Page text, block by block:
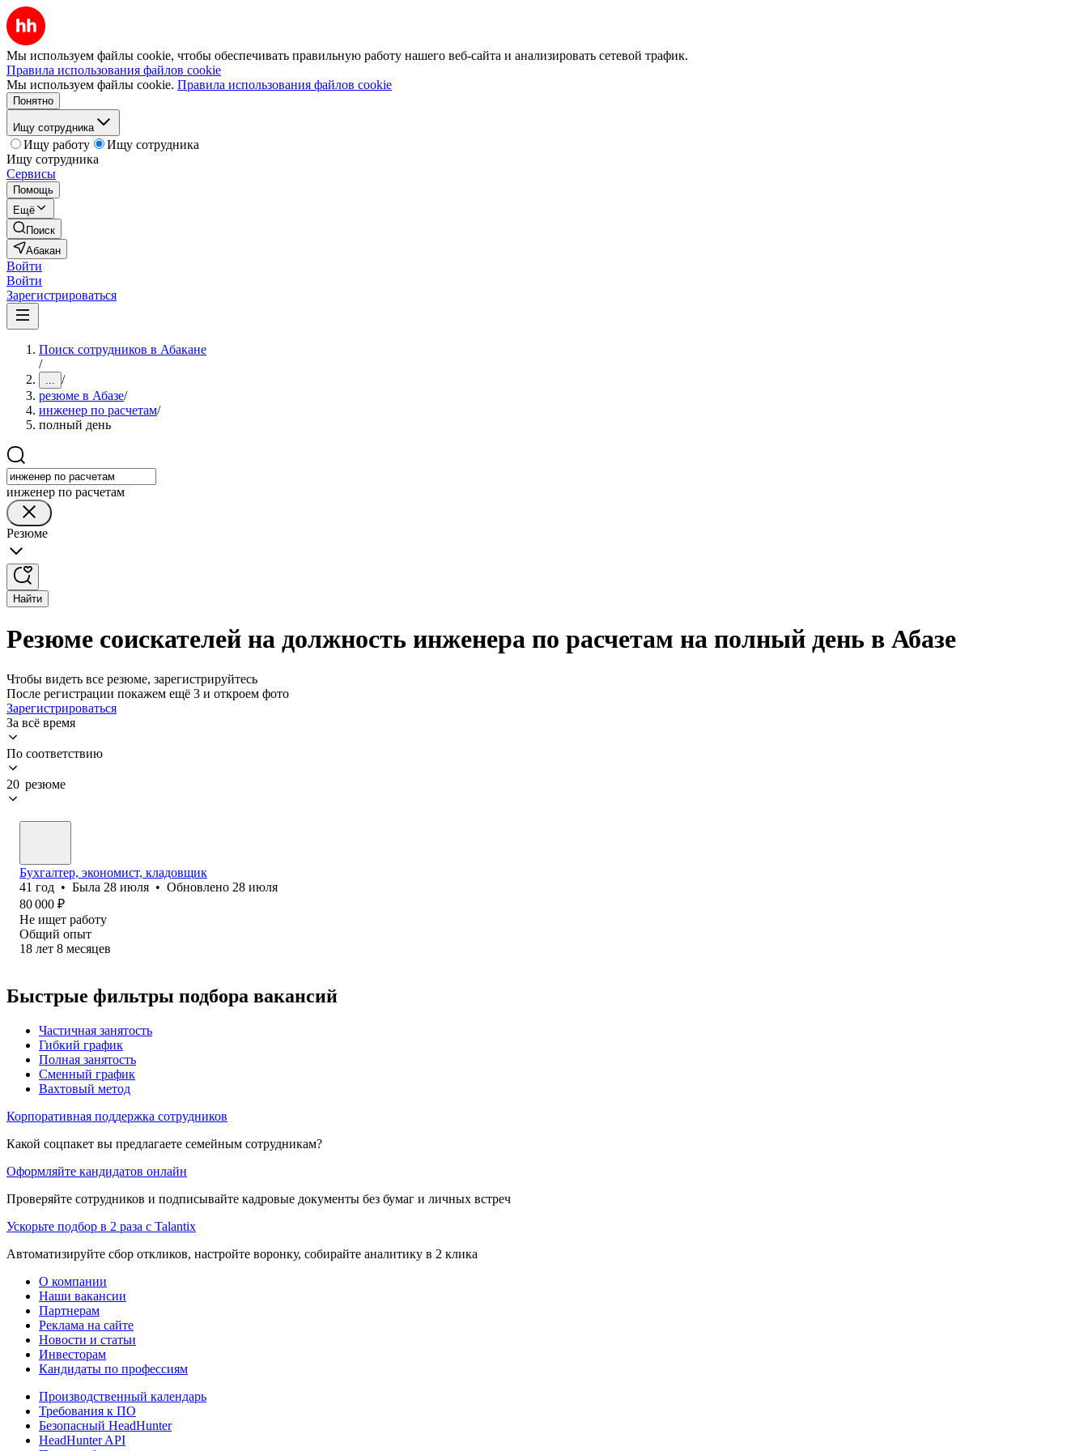
Мы используем файлы cookie, чтобы обеспечивать правильную работу нашего веб-сайта и анализировать сетевой трафик.
Правила использования файлов cookie
Мы используем файлы cookie. Правила использования файлов cookie
Понятно
Ищу сотрудника
Ищу работу
Ищу сотрудника
Ищу сотрудника
Сервисы
Помощь
Ещё
Поиск
Абакан
Войти
Войти
Зарегистрироваться
Поиск сотрудников в Абакане
/
... /
резюме в Абазе/
инженер по расчетам/
полный день
инженер по расчетам
Резюме
Найти
Резюме соискателей на должность инженера по расчетам на полный день в Абазе
Чтобы видеть все резюме, зарегистрируйтесь
После регистрации покажем ещё 3 и откроем фото
Зарегистрироваться
За всё время
По соответствию
20 резюме
Бухгалтер, экономист, кладовщик
41 год • Была 28 июля • Обновлено 28 июля
80 000 ₽
Не ищет работу
Общий опыт
18 лет 8 месяцев
Быстрые фильтры подбора вакансий
Частичная занятость
Гибкий график
Полная занятость
Сменный график
Вахтовый метод
Корпоративная поддержка сотрудников
Какой соцпакет вы предлагаете семейным сотрудникам?
Оформляйте кандидатов онлайн
Проверяйте сотрудников и подписывайте кадровые документы без бумаг и личных встреч
Ускорьте подбор в 2 раза с Talantix
Автоматизируйте сбор откликов, настройте воронку, собирайте аналитику в 2 клика
О компании
Наши вакансии
Партнерам
Реклама на сайте
Новости и статьи
Инвесторам
Кандидаты по профессиям
Производственный календарь
Требования к ПО
Безопасный HeadHunter
HeadHunter API